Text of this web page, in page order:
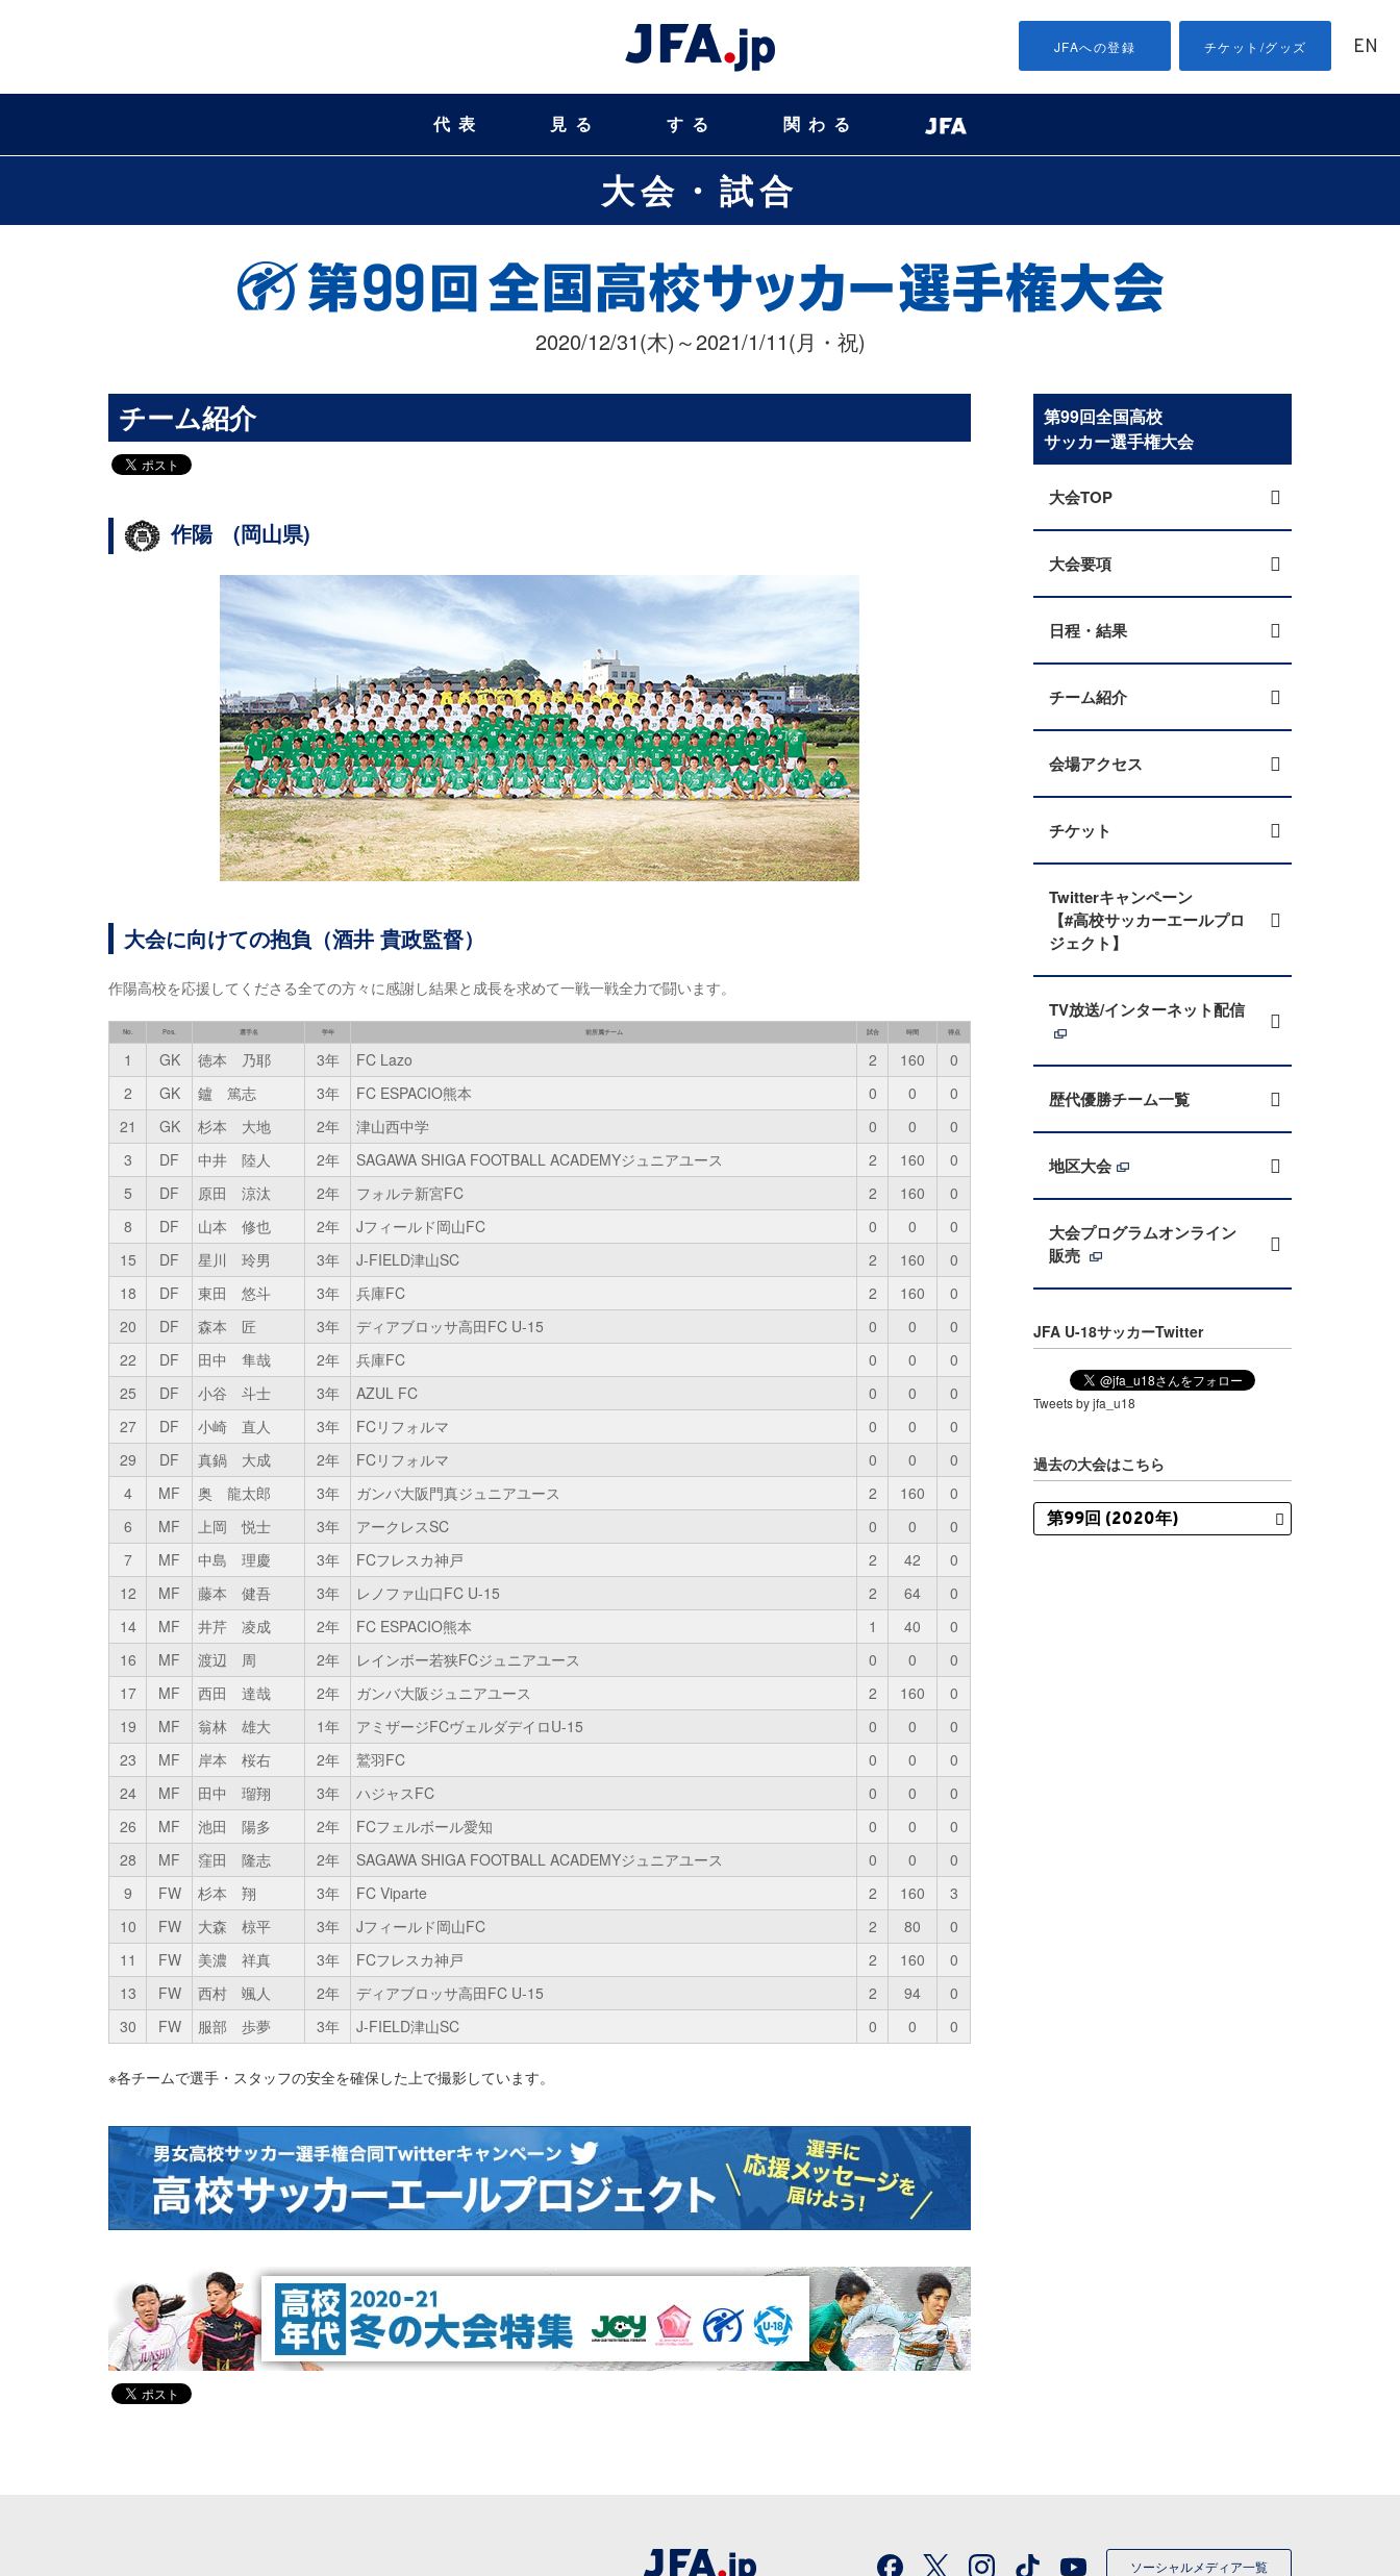
JFAへの登録 チケット/グッズ EN
代表 見る する 関わる
大会・試合
2020/12/31(木)～2021/1/11(月・祝)
チーム紹介
作陽 (岡山県)
大会に向けての抱負（酒井 貴政監督）
作陽高校を応援してくださる全ての方々に感謝し結果と成長を求めて一戦一戦全力で闘います。
No. Pos. 選手名 学年 前所属チーム 試合 時間 得点
1 GK 徳本 乃耶 3年 FC Lazo 2 160
0
2
GK 鑪 篤志 3年 FC ESPACIO熊本 0 0
0
21
GK 杉本 大地 2年 津山西中学 0 0
0
3
DF 中井 陸人 2年 SAGAWA SHIGA FOOTBALL ACADEMYジュニアユース 2 160
0
5
DF 原田 涼汰 2年 フォルテ新宮FC 2 160
0
8
DF 山本 修也 2年 Jフィールド岡山FC 0 0
0
15
DF 星川 玲男 3年 J-FIELD津山SC 2 160
0
18
DF 東田 悠斗 3年 兵庫FC 2 160
0
20
DF 森本 匠 3年 ディアブロッサ高田FC U-15 0 0
0
22
DF 田中 隼哉 2年 兵庫FC 0 0
0
25
DF 小谷 斗士 3年 AZUL FC 0 0
0
27
DF 小崎 直人 3年 FCリフォルマ 0 0
0
29
DF 真鍋 大成 2年 FCリフォルマ 0 0
0
4
MF 奥 龍太郎 3年 ガンバ大阪門真ジュニアユース 2 160
0
6
MF 上岡 悦士 3年 アークレスSC 0 0
0
7
MF 中島 理慶 3年 FCフレスカ神戸 2 42
0
12
MF 藤本 健吾 3年 レノファ山口FC U-15 2 64
0
14
MF 井芹 凌成 2年 FC ESPACIO熊本 1 40
0
16
MF 渡辺 周 2年 レインボー若狭FCジュニアユース 0 0
0
17
MF 西田 達哉 2年 ガンバ大阪ジュニアユース 2 160
0
19
MF 翁林 雄大 1年 アミザージFCヴェルダデイロU-15 0 0
0
23
MF 岸本 桜右 2年 鷲羽FC 0 0
0
24
MF 田中 瑠翔 3年 ハジャスFC 0 0
0
26
MF 池田 陽多 2年 FCフェルボール愛知 0 0
0
28
MF 窪田 隆志 2年 SAGAWA SHIGA FOOTBALL ACADEMYジュニアユース 0 0
0
9
FW 杉本 翔 3年 FC Viparte 2 160
3
10
FW 大森 椋平 3年 Jフィールド岡山FC 2 80
0
11
FW 美濃 祥真 3年 FCフレスカ神戸 2 160
0
13
FW 西村 颯人 2年 ディアブロッサ高田FC U-15 2 94
0
30
FW 服部 歩夢 3年 J-FIELD津山SC 0 0 0
※各チームで選手・スタッフの安全を確保した上で撮影しています。
第99回全国高校
サッカー選手権大会
大会TOP
大会要項
日程・結果
チーム紹介
会場アクセス
チケット
Twitterキャンペーン
【#高校サッカーエールプロ
ジェクト】
TV放送/インターネット配信
歴代優勝チーム一覧
地区大会
大会プログラムオンライン
販売
JFA U-18サッカーTwitter
Tweets by jfa_u18
過去の大会はこちら
ソーシャルメディア一覧